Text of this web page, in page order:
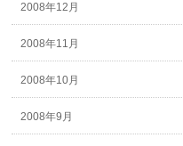
2008年12月
2008年11月
2008年10月
2008年9月